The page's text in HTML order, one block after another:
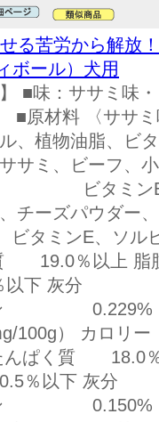
る苦労から解
ボール）犬用
】 ■味：ササミ味
■原材料 〈ササ
ル、植物油
ササミ、ビーフ、
ビタミンE、
チーズパウダー
E、ソルビン
質 19.0％以
下 灰分
ン 0.229%（
100g） カロ
たんぱく質
％以下
ン 0.150%（